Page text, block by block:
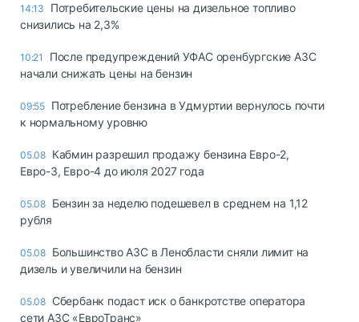
14:13
Потребительские цены на дизельное топливо
снизились на 2,3%
10:21
После предупреждений УФАС оренбургские АЗС
начали снижать цены на бензин
09:55 Потребление бензина в Удмуртии вернулось почти
к нормальному уровню
05.08 Кабмин разрешил продажу бензина Евро-2,
Евро-3, Евро-4 до июля 2027 года
05.08 Бензин за неделю подешевел в среднем на 1,12
рубля
05.08 Большинство АЗС в Ленобласти сняли лимит на
дизель и увеличили на бензин
05.08 Сбербанк подаст иск о банкротстве оператора
сети АЗС «ЕвроТранс»